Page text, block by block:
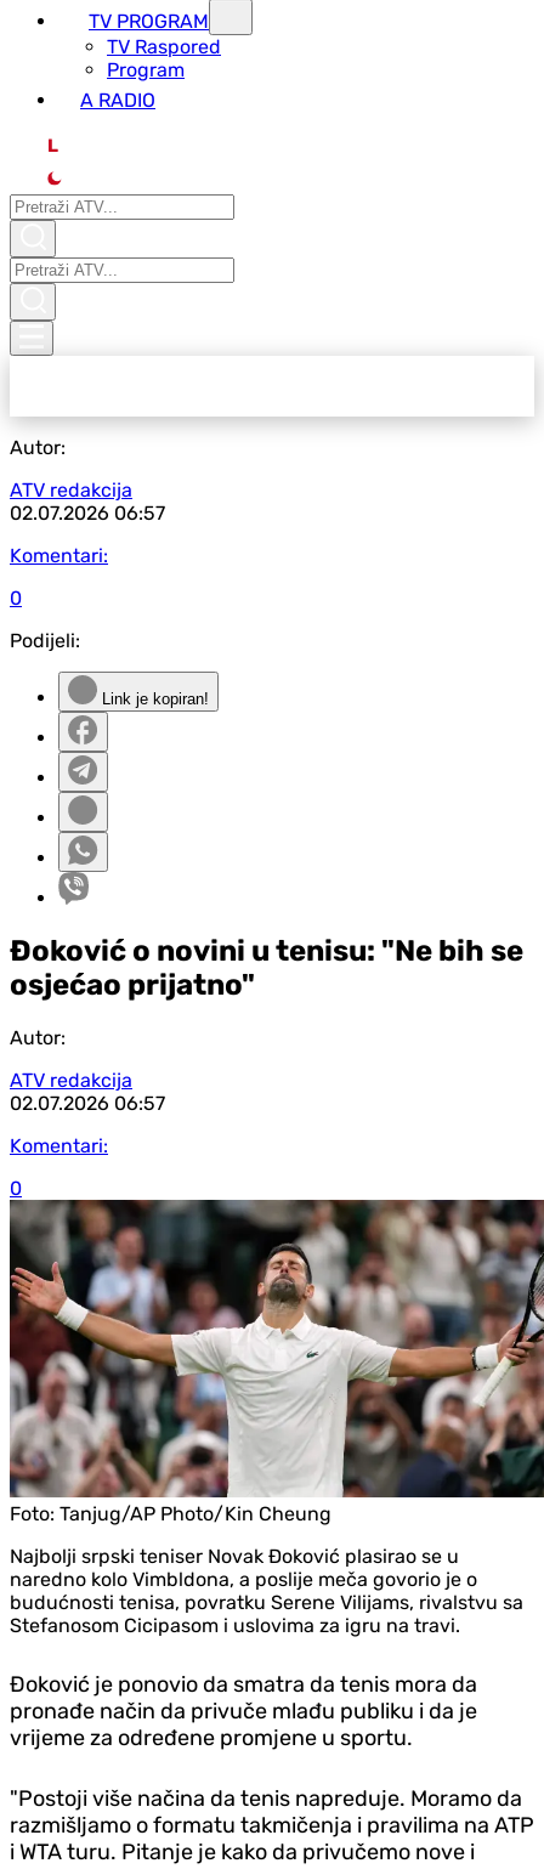
TV PROGRAM
ТV Raspored
Program
A RADIO
L
Autor:
ATV redakcija
02.07.2026 06:57
Komentari:
0
Podijeli:
Link je kopiran!
Đoković o novini u tenisu: "Ne bih se
osjećao prijatno"
Autor:
ATV redakcija
02.07.2026 06:57
Komentari:
0
Foto: Tanjug/AP Photo/Kin Cheung
Najbolji srpski teniser Novak Đoković plasirao se u
naredno kolo Vimbldona, a poslije meča govorio je o
budućnosti tenisa, povratku Serene Vilijams, rivalstvu sa
Stefanosom Cicipasom i uslovima za igru na travi.
Đoković je ponovio da smatra da tenis mora da
pronađe način da privuče mlađu publiku i da je
vrijeme za određene promjene u sportu.
"Postoji više načina da tenis napreduje. Moramo da
razmišljamo o formatu takmičenja i pravilima na ATP
i WTA turu. Pitanje je kako da privučemo nove i